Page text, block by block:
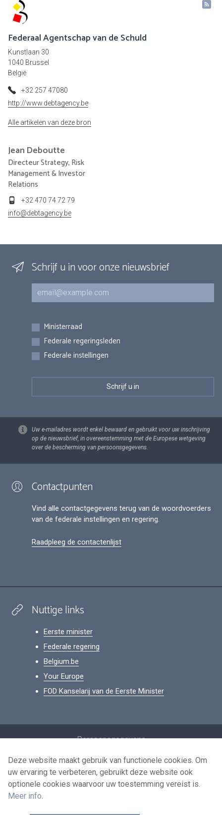
Federaal Agentschap van de Schuld
Kunstlaan 30
1040 Brussel
België
+32 257 47080
http://www.debtagency.be
Alle artikelen van deze bron
Jean Deboutte
Directeur Strategy, Risk
Management & Investor
Relations
+32 470 74 72 79
info@debtagency.be
Schrijf u in voor onze nieuwsbrief
E-mail
Inschrijvingen
Ministerraad
Federale regeringsleden
Federale instellingen
Uw e-mailadres wordt enkel bewaard en gebruikt voor uw inschrijving
op de nieuwsbrief, in overeenstemming met de Europese wetgeving
over de bescherming van persoonsgegevens.
Contactpunten
Vind alle contactgegevens terug van de woordvoerders
van de federale instellingen en regering.
Raadpleeg de contactenlijst
Nuttige links
Eerste minister
Federale regering
Belgium.be
Your Europe
FOD Kanselarij van de Eerste Minister
Persoonsgegevens
Voorwaarden voor het hergebruik
Contacteer ons
Deze website maakt gebruik van functionele cookies. Om
uw ervaring te verbeteren, gebruikt deze website ook
optionele cookies waarvoor uw toestemming vereist is.
Meer info.